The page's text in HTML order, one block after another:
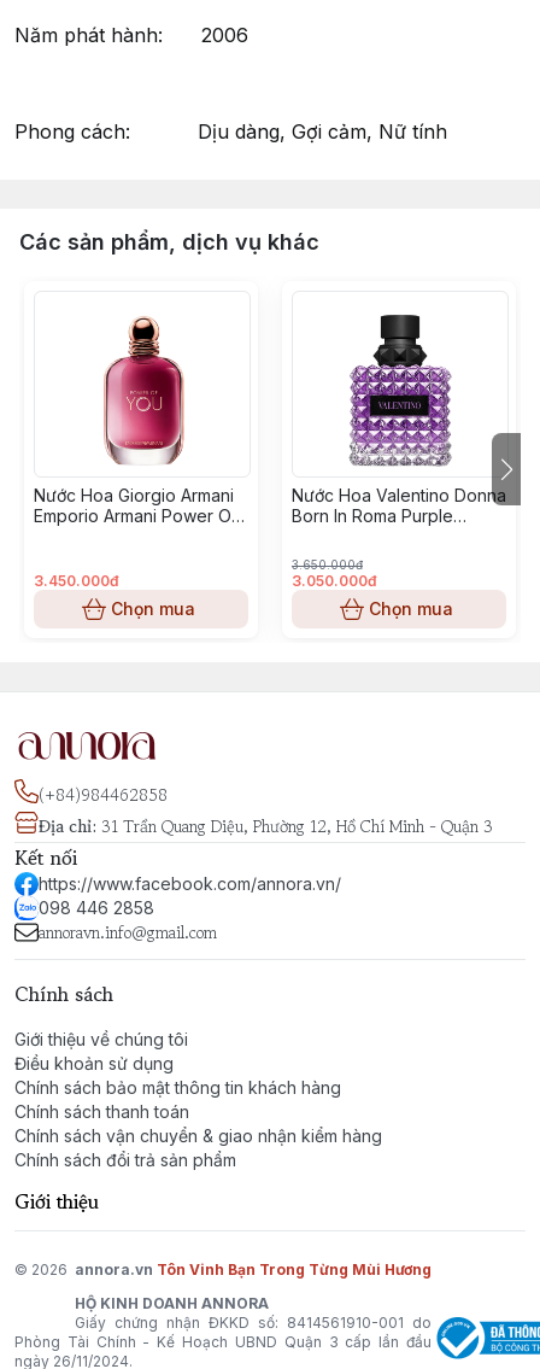
Năm phát hành: 2006
Phong cách: Dịu dàng, Gợi cảm, Nữ tính
Các sản phẩm, dịch vụ khác
Nước Hoa Giorgio Armani
Emporio Armani Power Of
3.450.000đ
Chọn mua
Nước Hoa Valentino Donna
Born In Roma Purple
3.650.000đ
3.050.000đ
Chọn mua
(+84)984462858
Địa chỉ: 31 Trần Quang Diệu, Phường 12, Hồ Chí Minh - Quận 3
Kết nối
https://www.facebook.com/annora.vn/
098 446 2858
annoravn.info@gmail.com
Chính sách
Giới thiệu về chúng tôi
Điều khoản sử dụng
Chính sách bảo mật thông tin khách hàng
Chính sách thanh toán
Chính sách vận chuyển & giao nhận kiểm hàng
Chính sách đổi trả sản phẩm
Giới thiệu
© 2026 annora.vn Tôn Vinh Bạn Trong Từng Mùi Hương
HỘ KINH DOANH ANNORA
Giấy chứng nhận ĐKKD số: 8414561910-001 do
Phòng Tài Chính - Kế Hoạch UBND Quận 3 cấp lần đầu
ngày 26/11/2024.